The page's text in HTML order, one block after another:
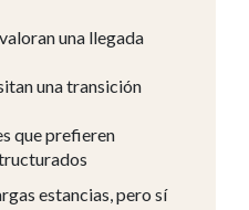
una llegada
una transición
que prefieren
estancias, pero sí